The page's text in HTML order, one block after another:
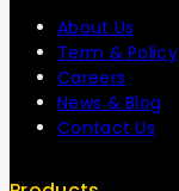
About Us
Term & Policy
Careers
News & Blog
Contact Us